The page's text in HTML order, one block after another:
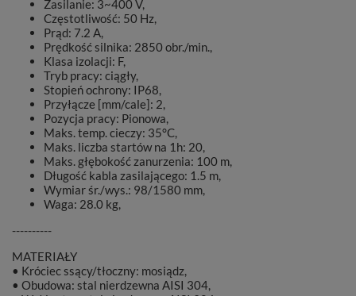
Zasilanie: 3~400 V,
Częstotliwość: 50 Hz,
Prąd: 7.2 A,
Prędkość silnika: 2850 obr./min.,
Klasa izolacji: F,
Tryb pracy: ciągły,
Stopień ochrony: IP68,
Przyłącze [mm/cale]: 2,
Pozycja pracy: Pionowa,
Maks. temp. cieczy: 35°C,
Maks. liczba startów na 1h: 20,
Maks. głębokość zanurzenia: 100 m,
Długość kabla zasilającego: 1.5 m,
Wymiar śr./wys.: 98/1580 mm,
Waga: 28.0 kg,
----------
MATERIAŁY
• Króciec ssący/tłoczny: mosiądz,
• Obudowa: stal nierdzewna AISI 304,